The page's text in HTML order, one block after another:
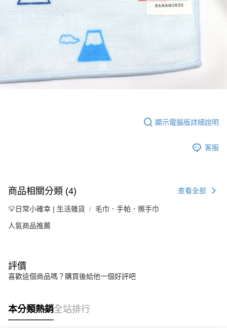
顯示電腦版詳細說明
客服
商品相關分類 (4) 查看全部
💡日常小確幸 | 生活雜貨 毛巾．手帕．擦手巾
人氣商品推薦
評價
喜歡這個商品嗎？購買後給他一個好評吧
本分類熱銷全站排行